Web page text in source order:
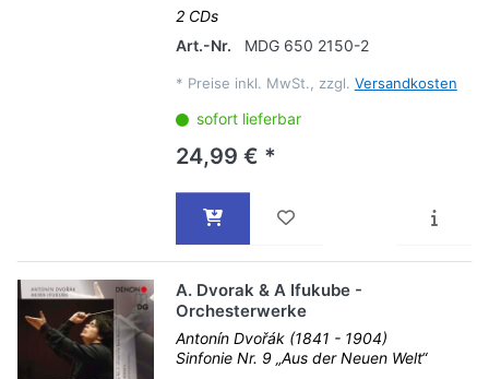
2 CDs
Art.-Nr.
MDG 650 2150-2
* Preise inkl. MwSt., zzgl. Versandkosten
sofort lieferbar
24,99 € *
A. Dvorak & A Ifukube -
Orchesterwerke
Antonín Dvořák (1841 - 1904)
Sinfonie Nr. 9 „Aus der Neuen Welt“